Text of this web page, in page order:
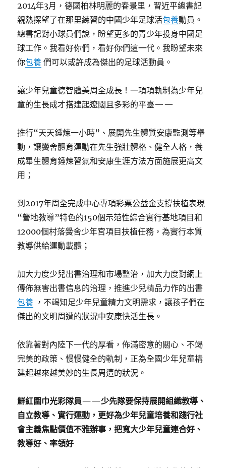
2014年3月，德國柏林明麗的春景里，習近平總書記
親熱探望了在那里練習的中國少年足球活包養動員。
總書記對小球員們說，盼望更多的青少年投身中國足
球工作。我看好你們，看好你們這一代。我盼望未來
你包養 們可以或許成為傑出的足球活動員。
讓少年兒童德智體美周全成長！一項項軌制為少年兒
童的生長成才搭建起遼闊且多彩的平臺——
推行“天天錘煉一小時”、展開先生體質安康監測等舉
動，讓黌舍體育運動在先生強壯體格、健全人格，養
成畢生體育錘煉習氣和安康生涯方法方面施展更高文
用；
到2017年周全完成中心專項彩票公益金支撐扶植表現
“營地教導”特色的150個示范性綜合實行基地項目和
12000個村落黌舍少年宮項目扶植任務，為實行本質
教導供給運動載體；
加大力度少兒出書治理和市場整治，加大力度對網上
傳佈無害出書信息的治理，推進少兒精品力作的出書
包養 ，不竭知足少年兒童精力文明需求，讓孩子們在
傑出的文明周遭的狀況中安康快活生長。
依靠著對內陸下一代的厚看，佈滿密意的關心、不竭
完美的政策、慢慢健全的軌制，正為全國少年兒童構
建起越來越美妙的生長周遭的狀況。
鮮紅圍巾光彩隊員——少先隊要保持展開組織教導、
自立教導、實行運動，更好為少年兒童培養和踐行社
會主義焦點價值不雅辦事，把寬大少年兒童連合好、
教導好、率領好